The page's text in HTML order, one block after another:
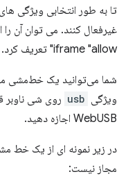
iframe "allow" تعریف کرد.
شما می‌توانید یک خط‌مشی
ویژگی usb روی شی ناوبر
WebUSB اجازه دهید.
مجاز نیست: